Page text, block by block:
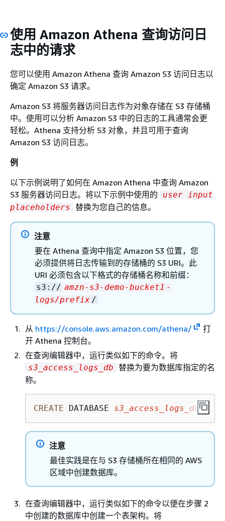
使用 Amazon Athena 查询访问日
志中的请求
您可以使用 Amazon Athena 查询 Amazon S3 访问日志以
确定 Amazon S3 请求。
Amazon S3 将服务器访问日志作为对象存储在 S3 存储桶
中。使用可以分析 Amazon S3 中的日志的工具通常会更
轻松。Athena 支持分析 S3 对象，并且可用于查询
Amazon S3 访问日志。
例
以下示例说明了如何在 Amazon Athena 中查询 Amazon
S3 服务器访问日志。将以下示例中使用的
user input
placeholders
替换为您自己的信息。
注意
要在 Athena 查询中指定 Amazon S3 位置，您
必须提供将日志传输到的存储桶的 S3 URI。此
URI 必须包含以下格式的存储桶名称和前缀：
s3:// amzn-s3-demo-bucket1 -
logs/prefix /
从 https://console.aws.amazon.com/athena/
打
开 Athena 控制台。
在查询编辑器中，运行类似如下的命令。将
s3_access_logs_db
替换为要为数据库指定的名
称。
CREATE DATABASE s3_access_logs_db
注意
最佳实践是在与 S3 存储桶所在相同的 AWS
区域中创建数据库。
在查询编辑器中，运行类似如下的命令以便在步骤 2
中创建的数据库中创建一个表架构。将